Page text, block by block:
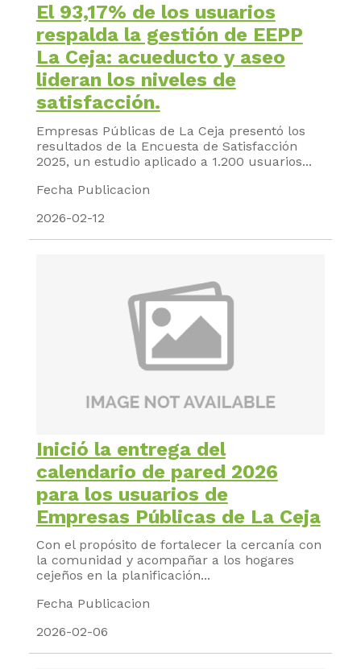
El 93,17% de los usuarios
respalda la gestión de EEPP
La Ceja: acueducto y aseo
lideran los niveles de
satisfacción.
Empresas Públicas de La Ceja presentó los
resultados de la Encuesta de Satisfacción
2025, un estudio aplicado a 1.200 usuarios...
Fecha Publicacion
2026-02-12
Inició la entrega del
calendario de pared 2026
para los usuarios de
Empresas Públicas de La Ceja
Con el propósito de fortalecer la cercanía con
la comunidad y acompañar a los hogares
cejeños en la planificación...
Fecha Publicacion
2026-02-06